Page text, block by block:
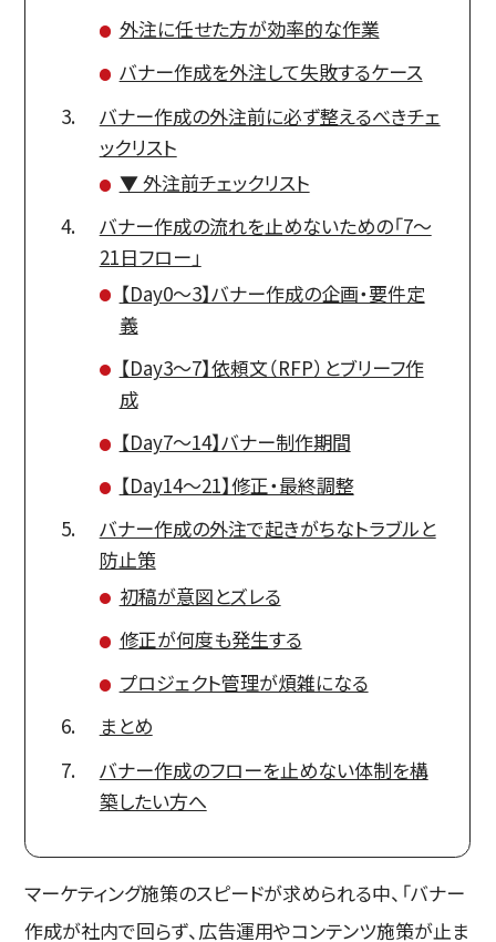
外注に任せた方が効率的な作業
バナー作成を外注して失敗するケース
バナー作成の外注前に必ず整えるべきチェ
ックリスト
▼ 外注前チェックリスト
バナー作成の流れを止めないための「7〜
21日フロー」
【Day0〜3】バナー作成の企画・要件定
義
【Day3〜7】依頼文（RFP）とブリーフ作
成
【Day7〜14】バナー制作期間
【Day14〜21】修正・最終調整
バナー作成の外注で起きがちなトラブルと
防止策
初稿が意図とズレる
修正が何度も発生する
プロジェクト管理が煩雑になる
まとめ
バナー作成のフローを止めない体制を構
築したい方へ
マーケティング施策のスピードが求められる中、「バナー
作成が社内で回らず、広告運用やコンテンツ施策が止ま